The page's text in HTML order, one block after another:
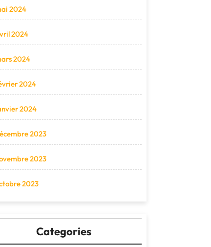
2024
2024
2024
2024
2024
2023
2023
2023
Categories